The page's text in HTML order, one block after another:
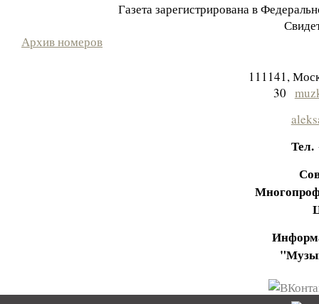
Газета зарегистрирована в
Архив номеров
111141,
30
Тел.